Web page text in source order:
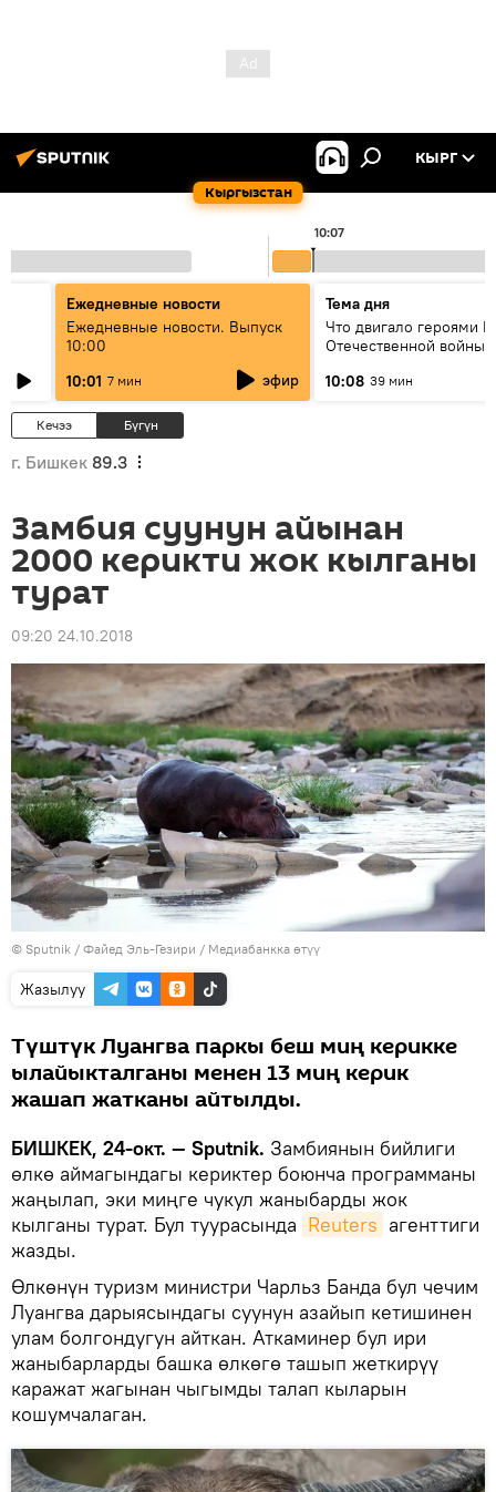
Кыргызстан
КЫРГ
10:07
Ежедневные новости
Ежедневные новости. Выпуск
10:00
10:01 7 мин эфир
Тема дня
Что двигало героями
Отечественной войны:
Тулебердиева
10:08 39 мин
Кечээ Бүгүн
г. Бишкек 89.3
Замбия суунун айынан
2000 керикти жок кылганы
турат
09:20 24.10.2018
© Sputnik / Файед Эль-Гезири / Медиабанкка өтүү
Жазылуу
Түштүк Луангва паркы беш миң керикке
ылайыкталганы менен 13 миң керик
жашап жатканы айтылды.
БИШКЕК, 24-окт. — Sputnik. Замбиянын бийлиги
өлкө аймагындагы кериктер боюнча программаны
жаңылап, эки миңге чукул жаныбарды жок
кылганы турат. Бул туурасында Reuters агенттиги
жазды.
Өлкөнүн туризм министри Чарльз Банда бул чечим
Луангва дарыясындагы суунун азайып кетишинен
улам болгондугун айткан. Аткаминер бул ири
жаныбарларды башка өлкөгө ташып жеткирүү
каражат жагынан чыгымды талап кыларын
кошумчалаган.